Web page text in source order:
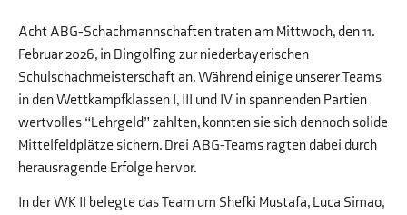
Acht ABG-Schachmannschaften traten am Mittwoch, den 11.
Februar 2026, in Dingolfing zur niederbayerischen
Schulschachmeisterschaft an. Während einige unserer Teams
in den Wettkampfklassen I, III und IV in spannenden Partien
wertvolles “Lehrgeld” zahlten, konnten sie sich dennoch solide
Mittelfeldplätze sichern. Drei ABG-Teams ragten dabei durch
herausragende Erfolge hervor.
In der WK II belegte das Team um Shefki Mustafa, Luca Simao,